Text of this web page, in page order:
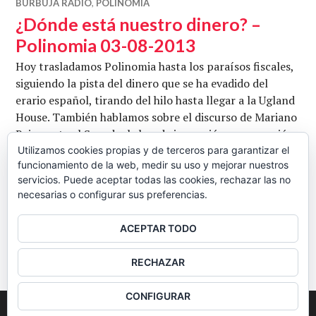
BURBUJA RADIO, POLINOMIA
¿Dónde está nuestro dinero? –
Polinomia 03-08-2013
Hoy trasladamos Polinomia hasta los paraísos fiscales,
siguiendo la pista del dinero que se ha evadido del
erario español, tirando del hilo hasta llegar a la Ugland
House. También hablamos sobre el discurso de Mariano
Rajoy ante el Senado, la honda impresión que pareció
dejar este en Luis Bárenas, cuyo entorno tildó de
«suicidio político» y la persecución y acoso a la que
afirma estar …Seguir leyendo¿Dónde está nuestro
BARRA
LATERAL
2026 Colectivo Burbuja
Utilizamos cookies propias y de terceros para garantizar el
funcionamiento de la web, medir su uso y mejorar nuestros
servicios. Puede aceptar todas las cookies, rechazar las no
necesarias o configurar sus preferencias.
ACEPTAR TODO
RECHAZAR
CONFIGURAR